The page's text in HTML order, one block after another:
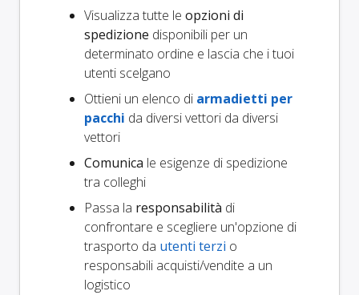
Visualizza tutte le opzioni di
spedizione disponibili per un
determinato ordine e lascia che i tuoi
utenti scelgano
Ottieni un elenco di armadietti per
pacchi da diversi vettori da diversi
vettori
Comunica le esigenze di spedizione
tra colleghi
Passa la responsabilità di
confrontare e scegliere un'opzione di
trasporto da utenti terzi o
responsabili acquisti/vendite a un
logistico